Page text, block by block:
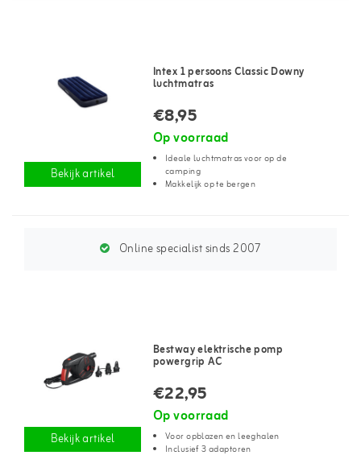
Bekijk artikel
Intex 1 persoons Classic Downy
luchtmatras
€8,95
Op voorraad
Ideale luchtmatras voor op de
camping
Makkelijk op te bergen
Online specialist sinds 2007
Bekijk artikel
Bestway elektrische pomp
powergrip AC
€22,95
Op voorraad
Voor opblazen en leeghalen
Inclusief 3 adaptoren